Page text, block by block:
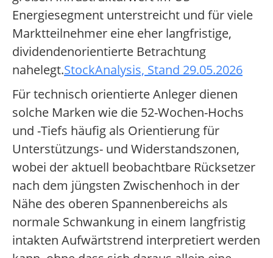
Energiesegment unterstreicht und für viele
Marktteilnehmer eine eher langfristige,
dividendenorientierte Betrachtung
nahelegt.StockAnalysis, Stand 29.05.2026
Für technisch orientierte Anleger dienen
solche Marken wie die 52-Wochen-Hochs
und -Tiefs häufig als Orientierung für
Unterstützungs- und Widerstandszonen,
wobei der aktuell beobachtbare Rücksetzer
nach dem jüngsten Zwischenhoch in der
Nähe des oberen Spannenbereichs als
normale Schwankung in einem langfristig
intakten Aufwärtstrend interpretiert werden